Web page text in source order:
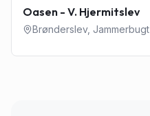
Oasen - V. Hjermitslev
Brønderslev, Jammerbugt